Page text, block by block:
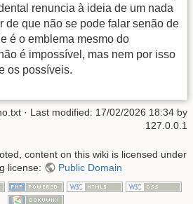
renuncia à ideia de um nada
de que não se pode falar senão de
é o emblema mesmo do
é impossível, mas nem por isso
os possíveis.
· Last modified: 17/02/2026 18:34 by
127.0.0.1
content on this wiki is licensed under
license:
Public Domain